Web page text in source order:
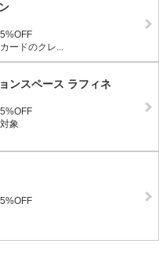
ードのクレ...
ンスペース ラフィネ
象